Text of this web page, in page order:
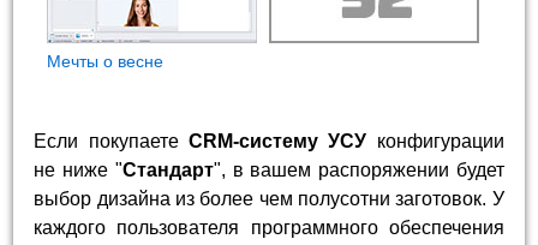
Мечты о весне
Если покупаете CRM-систему УСУ конфигурации
не ниже "Стандарт", в вашем распоряжении будет
выбор дизайна из более чем полусотни заготовок. У
каждого пользователя программного обеспечения